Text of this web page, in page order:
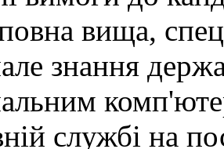
вища,
знання
службі на